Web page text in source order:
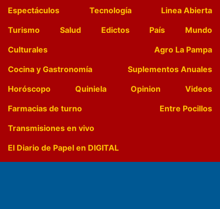
Espectáculos
Tecnología
Linea Abierta
Turismo
Salud Edictos País
Mundo
Culturales
Agro La Pampa
Cocina y Gastronomía
Suplementos Anuales
Horóscopo
Quiniela Opinion
Videos
Farmacias de turno
Entre Pocillos
Transmisiones en vivo
El Diario de Papel en DIGITAL